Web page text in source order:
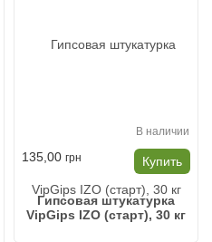
В наличии
135,00 грн Купить
Гипсовая штукатурка
VipGips IZO (старт), 30 кг